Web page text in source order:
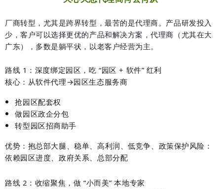
厂商转型，尤其是跨界转型，最苦的是代理商。产品研发投入
少，客户可以选择更优的产品和解决方案，代理商（尤其在大
广东），多数是躺平状，以老客户经营为主。
路线 1：深度绑定园区，吃 “园区 + 软件” 红利
核心：从软件代理→园区生态服务商
抢园区配套权
做园区政企分包
转型园区招商助手
优势 ： 抱总部大腿、稳单、高利润、低竞争、政策保护 风险 ：
依赖园区进度、政府关系、总部分配
路线 2：收缩聚焦，做 “小而美” 本地专家